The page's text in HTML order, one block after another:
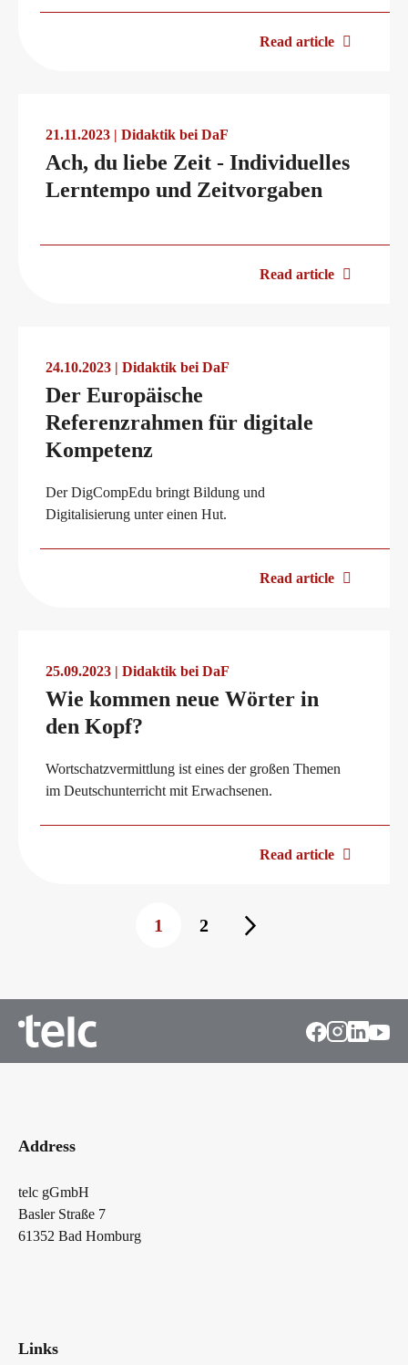
Read article
21.11.2023 | Didaktik bei DaF
Ach, du liebe Zeit - Individuelles
Lerntempo und Zeitvorgaben
Read article
24.10.2023 | Didaktik bei DaF
Der Europäische
Referenzrahmen für digitale
Kompetenz
Der DigCompEdu bringt Bildung und
Digitalisierung unter einen Hut.
Read article
25.09.2023 | Didaktik bei DaF
Wie kommen neue Wörter in
den Kopf?
Wortschatzvermittlung ist eines der großen Themen
im Deutschunterricht mit Erwachsenen.
Read article
1 2
Address
telc gGmbH
Basler Straße 7
61352 Bad Homburg
Links